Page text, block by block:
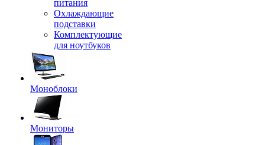
питания
Охлаждающие
подставки
Комплектующие
для ноутбуков
Моноблоки
Мониторы